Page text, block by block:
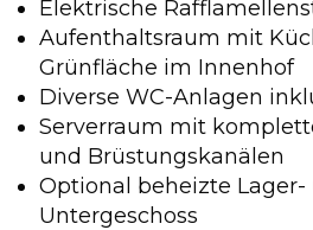
Elektrische
Aufenthaltsraum mit
Grünfläche im Innenhof
Diverse WC-Anlagen
Serverraum mit
und Brüstungskanälen
Optional beheizte
Untergeschoss